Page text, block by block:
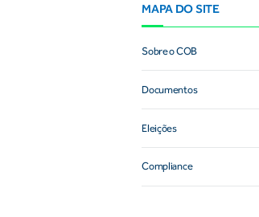
MAPA DO SITE
Sobre o COB
Documentos
Eleições
Compliance